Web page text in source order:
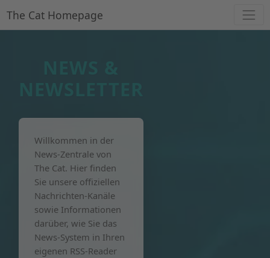
The Cat Homepage
Willkommen in der
News-Zentrale von
The Cat. Hier finden
Sie unsere offiziellen
Nachrichten-Kanäle
sowie Informationen
darüber, wie Sie das
News-System in Ihren
eigenen RSS-Reader